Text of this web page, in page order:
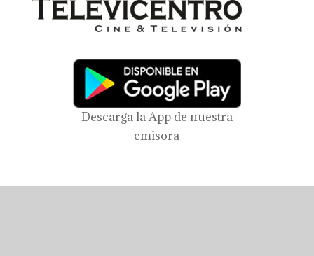
Descarga la App de nuestra
emisora